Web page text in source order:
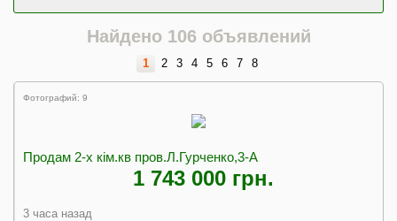
Найдено 106 объявлений
1 2 3 4 5 6 7 8
Фотографий: 9
Продам 2-х кім.кв пров.Л.Гурченко,3-А
1 743 000 грн.
3 часа назад